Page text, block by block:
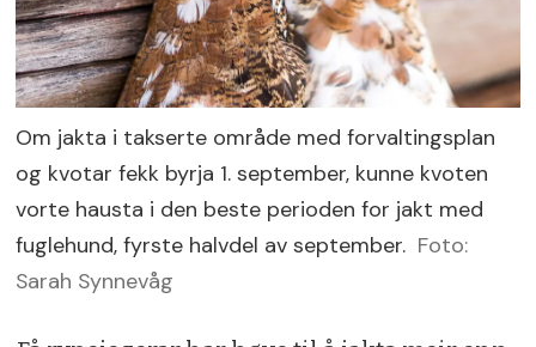
Om jakta i takserte område med forvaltingsplan
og kvotar fekk byrja 1. september, kunne kvoten
vorte hausta i den beste perioden for jakt med
fuglehund, fyrste halvdel av september. Foto:
Sarah Synnevåg